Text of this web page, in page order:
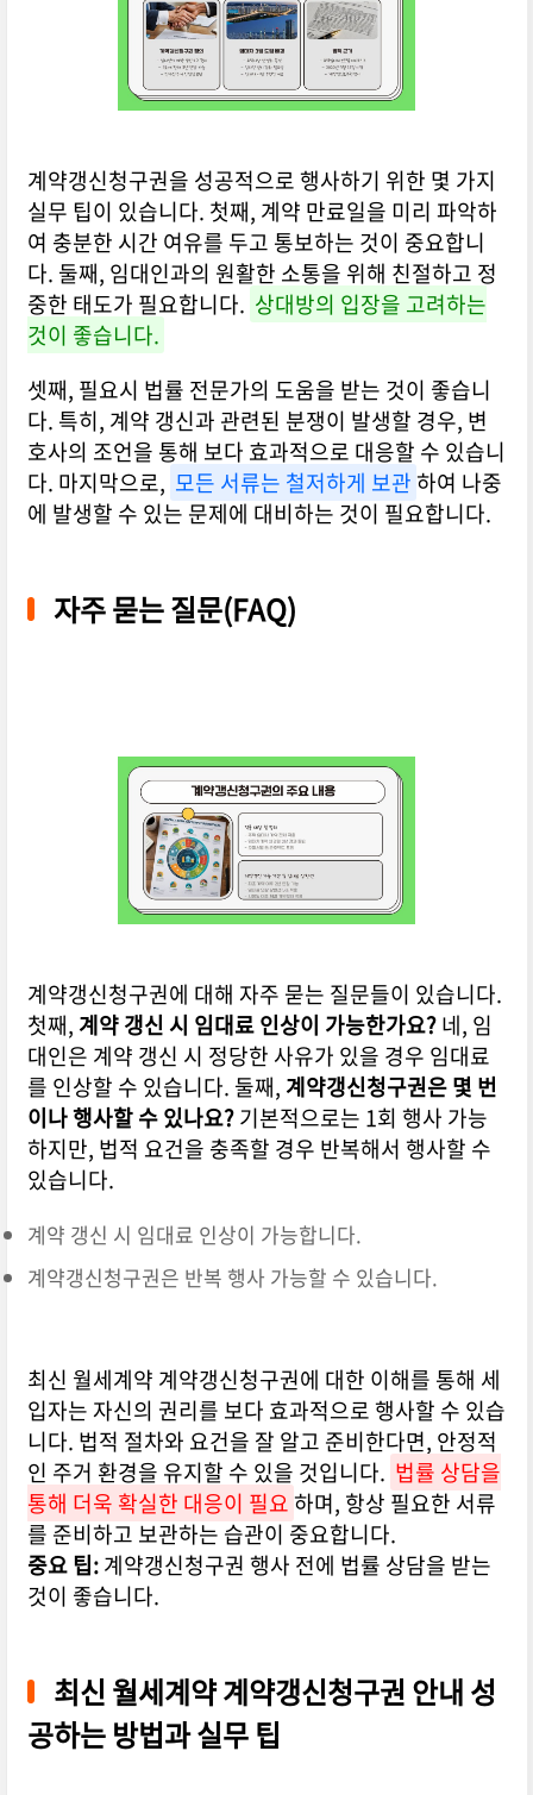
계약갱신청구권을 성공적으로 행사하기 위한 몇 가지
실무 팁이 있습니다. 첫째, 계약 만료일을 미리 파악하
여 충분한 시간 여유를 두고 통보하는 것이 중요합니
다. 둘째, 임대인과의 원활한 소통을 위해 친절하고 정
중한 태도가 필요합니다. 상대방의 입장을 고려하는
것이 좋습니다.
셋째, 필요시 법률 전문가의 도움을 받는 것이 좋습니
다. 특히, 계약 갱신과 관련된 분쟁이 발생할 경우, 변
호사의 조언을 통해 보다 효과적으로 대응할 수 있습니
다. 마지막으로, 모든 서류는 철저하게 보관하여 나중
에 발생할 수 있는 문제에 대비하는 것이 필요합니다.
자주 묻는 질문(FAQ)
계약갱신청구권에 대해 자주 묻는 질문들이 있습니다.
첫째, 계약 갱신 시 임대료 인상이 가능한가요?네, 임
대인은 계약 갱신 시 정당한 사유가 있을 경우 임대료
를 인상할 수 있습니다. 둘째, 계약갱신청구권은 몇 번
이나 행사할 수 있나요?기본적으로는 1회 행사 가능
하지만, 법적 요건을 충족할 경우 반복해서 행사할 수
있습니다.
계약 갱신 시 임대료 인상이 가능합니다.
계약갱신청구권은 반복 행사 가능할 수 있습니다.
최신 월세계약 계약갱신청구권에 대한 이해를 통해 세
입자는 자신의 권리를 보다 효과적으로 행사할 수 있습
니다. 법적 절차와 요건을 잘 알고 준비한다면, 안정적
인 주거 환경을 유지할 수 있을 것입니다. 법률 상담을
통해 더욱 확실한 대응이 필요하며, 항상 필요한 서류
를 준비하고 보관하는 습관이 중요합니다.
중요 팁:계약갱신청구권 행사 전에 법률 상담을 받는
것이 좋습니다.
최신 월세계약 계약갱신청구권 안내 성
공하는 방법과 실무 팁